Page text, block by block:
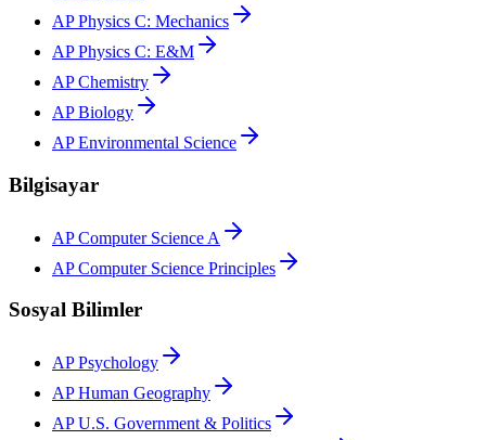
AP Physics C: Mechanics
AP Physics C: E&M
AP Chemistry
AP Biology
AP Environmental Science
Bilgisayar
AP Computer Science A
AP Computer Science Principles
Sosyal Bilimler
AP Psychology
AP Human Geography
AP U.S. Government & Politics